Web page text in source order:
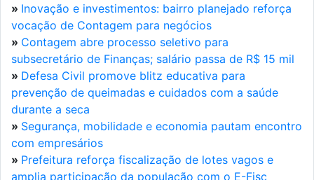
» Inovação e investimentos: bairro planejado reforça
vocação de Contagem para negócios
» Contagem abre processo seletivo para
subsecretário de Finanças; salário passa de R$ 15 mil
» Defesa Civil promove blitz educativa para
prevenção de queimadas e cuidados com a saúde
durante a seca
» Segurança, mobilidade e economia pautam encontro
com empresários
» Prefeitura reforça fiscalização de lotes vagos e
amplia participação da população com o E-Fisc